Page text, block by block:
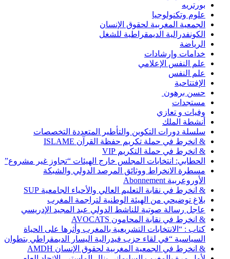
بورتريه
علوم وتكنولوجيا
الجمعية المغربية لحقوق الإنسان
الكونفدرالية الديمقراطية للشغل
الرياضة
خدامات وإرشادات
علم النفس الإعلامي
علم النفس
الإفتتاحية
حسن برهون
مستجدات
وفيات و تعازي
أنشطة الملك
سلسلة دورات التكوين والتأطير المتعددة التخصصات
& انخرط في حملة تكريم حفظة القرآن ISLAME
& انخرط في حملة التكريم VIP
الحطابي: انتخابات المجلس خارج الهيئات “تجاوز غير مشروع”
مسطرة الانخراط ووثائق المرصد الدولي والشبكة
الأوروعربية Abonnement
& انخرط في نقابة التعليم العالي والأحياء الجامعية SUP
بلاغ توضيحي من الهيئة الوطنية لتراجمة المغرب
عاجل رسالة صوتية للناشط الدولي عبد المجيد الإدريسي
& انخرط في نقابة المحامون AVOCATS
كتاب : “الانتخابات التشريعية بالمغرب وأثرها على الحياة
السياسية “في لقاء حزب فيدرالية اليسار الديمقراطي بتطوان
& انخرط في الجمعية المغربية لحقوق الإنسان AMDH